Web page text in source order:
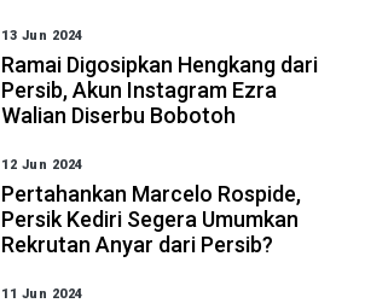
13 Jun 2024
Ramai Digosipkan Hengkang dari
Persib, Akun Instagram Ezra
Walian Diserbu Bobotoh
12 Jun 2024
Pertahankan Marcelo Rospide,
Persik Kediri Segera Umumkan
Rekrutan Anyar dari Persib?
11 Jun 2024